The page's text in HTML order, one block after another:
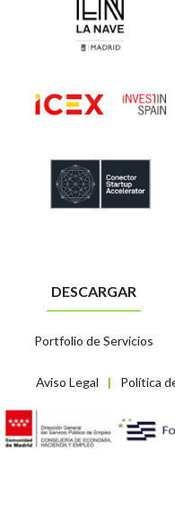
Aviso Legal | Política
DESCARGAR
Portfolio de Servicios